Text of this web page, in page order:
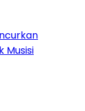
Musisi